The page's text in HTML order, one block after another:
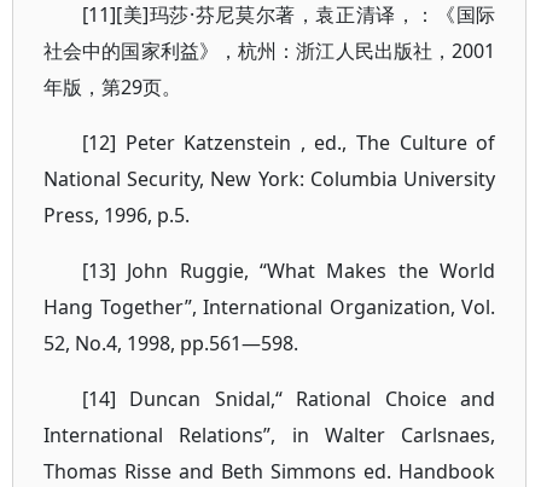
[11][美]玛莎·芬尼莫尔著，袁正清译，：《国际
社会中的国家利益》，杭州：浙江人民出版社，2001
年版，第29页。
[12] Peter Katzenstein , ed., The Culture of
National Security, New York: Columbia University
Press, 1996, p.5.
[13] John Ruggie, “What Makes the World
Hang Together”, International Organization, Vol.
52, No.4, 1998, pp.561—598.
[14] Duncan Snidal,“ Rational Choice and
International Relations”, in Walter Carlsnaes,
Thomas Risse and Beth Simmons ed. Handbook